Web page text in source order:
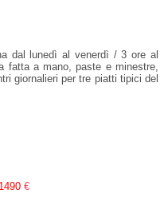
dal lunedì al venerdì / 3 ore al
fatta a mano, paste e minestre,
giornalieri per tre piatti tipici del
€